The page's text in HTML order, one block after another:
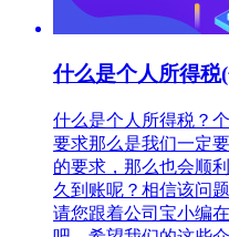
什么是个人所得税
什么是个人所得税？
要求那么是我们一定
的要求，那么也会顺
久到账呢？相信该问
请您跟着公司宝小编